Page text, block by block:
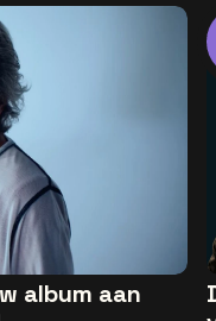
album aan